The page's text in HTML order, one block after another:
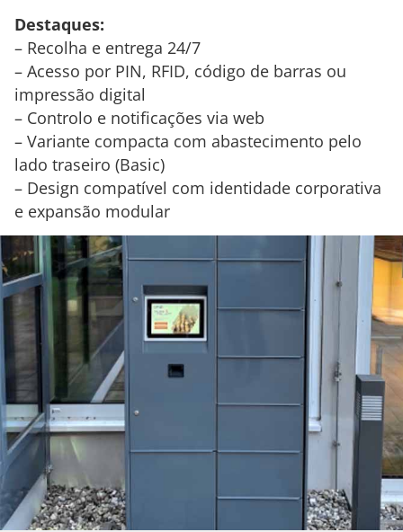
Destaques:
– Recolha e entrega 24/7
– Acesso por PIN, RFID, código de barras ou
impressão digital
– Controlo e notificações via web
– Variante compacta com abastecimento pelo
lado traseiro (Basic)
– Design compatível com identidade corporativa
e expansão modular